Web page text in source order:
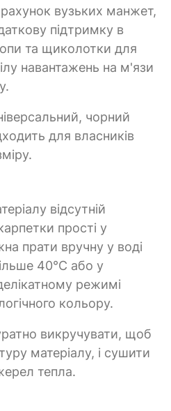
рахунок вузьких манжет,
підтримку в
та щиколотки для
навантажень на м'язи
чорний
для власників
відсутній
прості у
прати вручну у воді
40°C або у
режимі
кольору.
викручувати, щоб
матеріалу, і сушити
тепла.